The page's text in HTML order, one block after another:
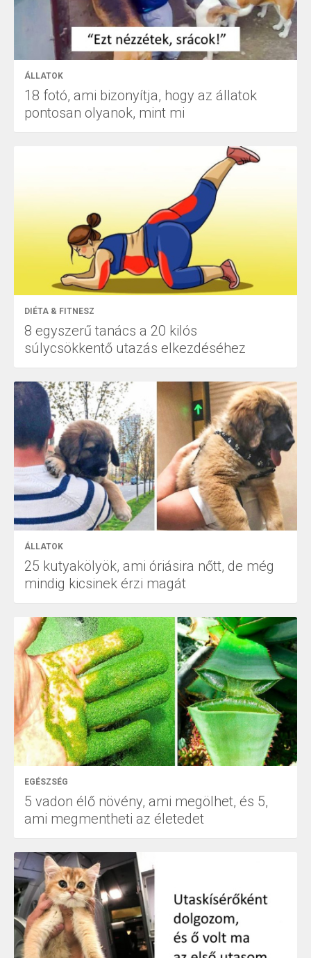
ÁLLATOK
18 fotó, ami bizonyítja, hogy az állatok
pontosan olyanok, mint mi
DIÉTA & FITNESZ
8 egyszerű tanács a 20 kilós
súlycsökkentő utazás elkezdéséhez
ÁLLATOK
25 kutyakölyök, ami óriásira nőtt, de még
mindig kicsinek érzi magát
EGÉSZSÉG
5 vadon élő növény, ami megölhet, és 5,
ami megmentheti az életedet